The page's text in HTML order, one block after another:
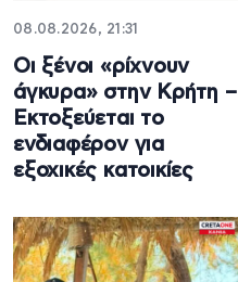
08.08.2026, 21:31
Οι ξένοι «ρίχνουν
άγκυρα» στην Κρήτη –
Εκτοξεύεται το
ενδιαφέρον για
εξοχικές κατοικίες